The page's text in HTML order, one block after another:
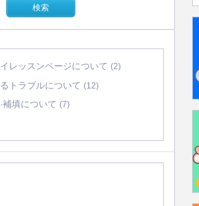
レッスンページについて (2)
トラブルについて (12)
補填について (7)